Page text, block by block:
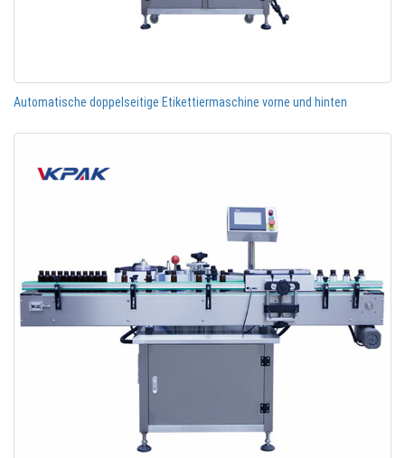
Automatische doppelseitige Etikettiermaschine vorne und hinten